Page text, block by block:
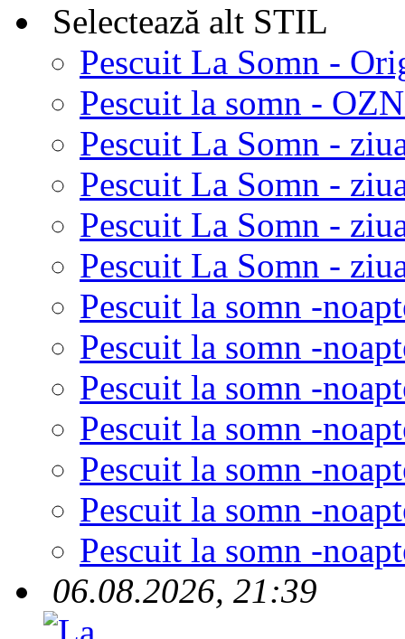
Selectează alt STIL
Pescuit La Somn -
Pescuit la somn -
Pescuit La Somn -
Pescuit La Somn -
Pescuit La Somn -
Pescuit La Somn -
Pescuit la somn -
Pescuit la somn -
Pescuit la somn -
Pescuit la somn -
Pescuit la somn -
Pescuit la somn -
Pescuit la somn -
06.08.2026, 21:39